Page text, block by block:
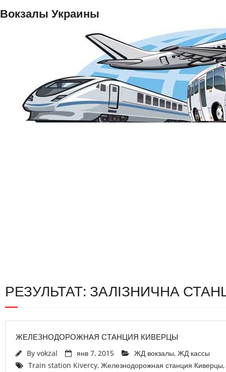
Вокзалы Украины
РЕЗУЛЬТАТ: ЗАЛІЗНИЧНА
ЖЕЛЕЗНОДОРОЖНАЯ СТАНЦИЯ КИВЕРЦЫ
By vokzal янв 7, 2015 ЖД вокзалы, ЖД кассы
Train station Kivercy, Железнодорожная станция Киверцы,